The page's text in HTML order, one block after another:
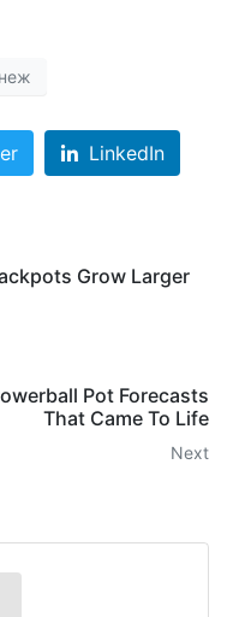
LinkedIn
Grow Larger
Pot Forecasts
That Came To Life
Next